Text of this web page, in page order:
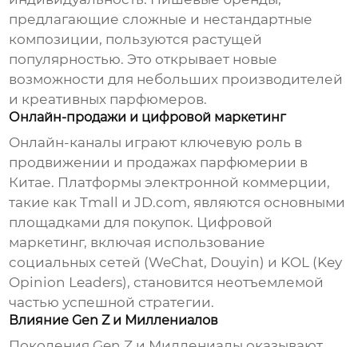
предлагающие сложные и нестандартные
композиции, пользуются растущей
популярностью. Это открывает новые
возможности для небольших производителей
и креативных парфюмеров.
Онлайн-продажи и цифровой маркетинг
Онлайн-каналы играют ключевую роль в
продвижении и продажах парфюмерии в
Китае. Платформы электронной коммерции,
такие как Tmall и JD.com, являются основными
площадками для покупок. Цифровой
маркетинг, включая использование
социальных сетей (WeChat, Douyin) и KOL (Key
Opinion Leaders), становится неотъемлемой
частью успешной стратегии.
Влияние Gen Z и Миллениалов